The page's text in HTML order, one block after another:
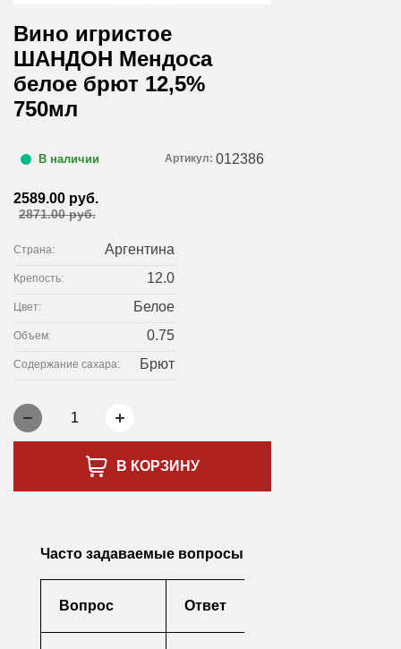
Вино игристое
ШАНДОН Мендоса
белое брют 12,5%
750мл
В наличии Артикул: 012386
2589.00 руб.
2871.00 руб.
Страна: Аргентина
Крепость: 12.0
Цвет: Белое
Объем: 0.75
Содержание сахара: Брют
1
В КОРЗИНУ
Часто задаваемые вопросы
Вопрос Ответ